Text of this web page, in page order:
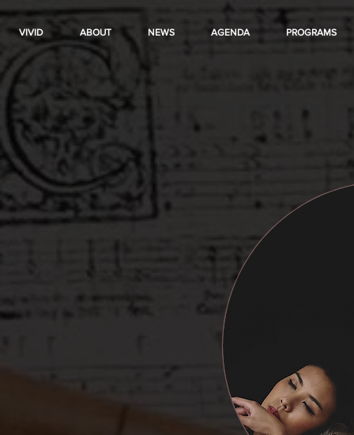
VIVID ABOUT NEWS AGENDA PROGRAMS